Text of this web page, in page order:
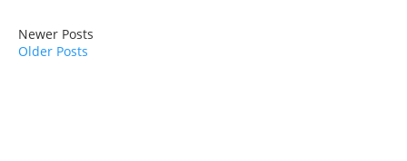
Newer Posts
Older Posts